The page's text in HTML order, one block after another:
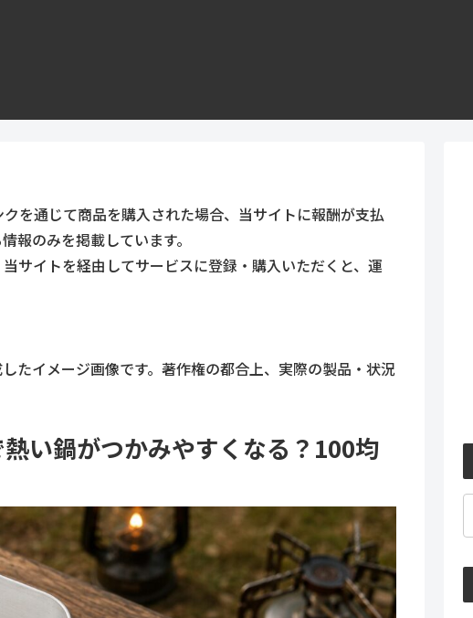
を通じて商品を購入された場合、当サイトに報酬が支払
報のみを掲載しています。
サイトを経由してサービスに登録・購入いただくと、運
たイメージ画像です。著作権の都合上、実際の製品・状況
い鍋がつかみやすくなる？100均